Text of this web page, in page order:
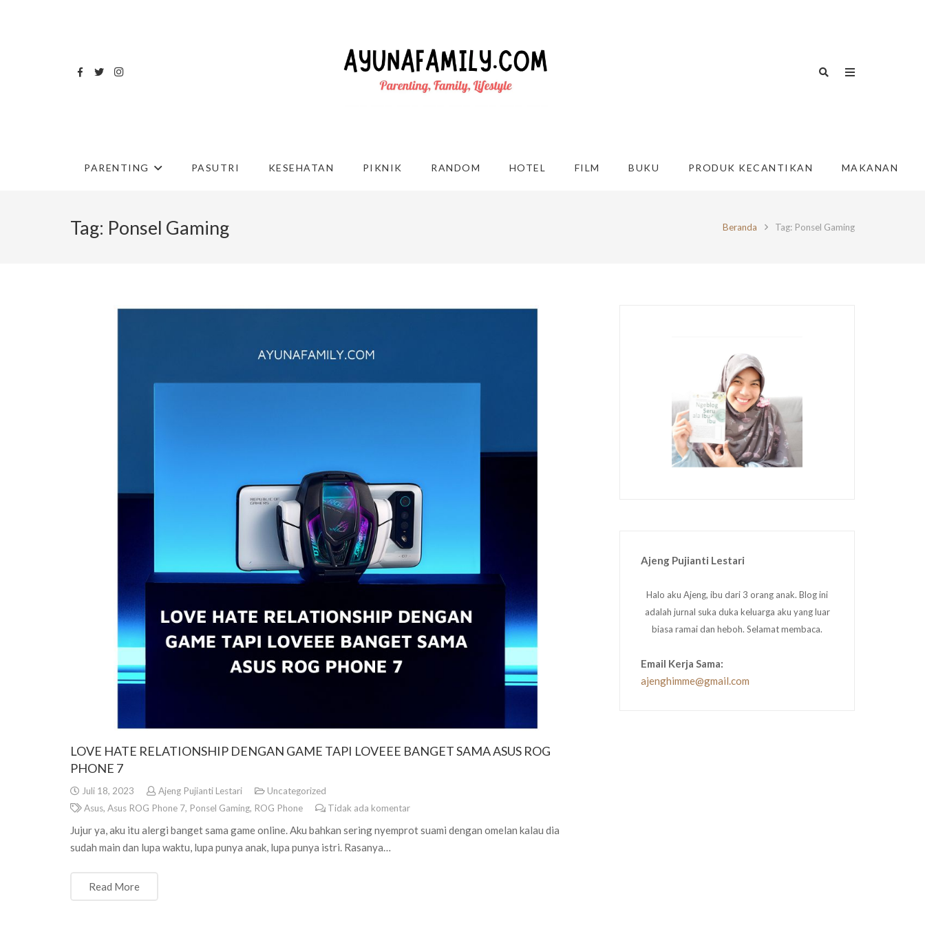
PARENTING PASUTRI KESEHATAN PIKNIK RANDOM HOTEL FILM BUKU PRODUK KECANTIKAN MAKANAN
Tag: Ponsel Gaming Beranda Tag: Ponsel Gaming
LOVE HATE RELATIONSHIP DENGAN GAME TAPI LOVEEE BANGET SAMA ASUS ROG
PHONE 7
Juli 18, 2023 Ajeng Pujianti Lestari
Uncategorized
Asus, Asus ROG Phone 7, Ponsel Gaming, ROG Phone Tidak ada komentar
Jujur ya, aku itu alergi banget sama game online. Aku bahkan sering nyemprot suami dengan omelan kalau dia
sudah main dan lupa waktu, lupa punya anak, lupa punya istri. Rasanya…
Read More
Ajeng Pujianti Lestari
Halo aku Ajeng, ibu dari 3 orang anak. Blog ini
adalah jurnal suka duka keluarga aku yang luar
biasa ramai dan heboh. Selamat membaca.
Email Kerja Sama:
ajenghimme@gmail.com